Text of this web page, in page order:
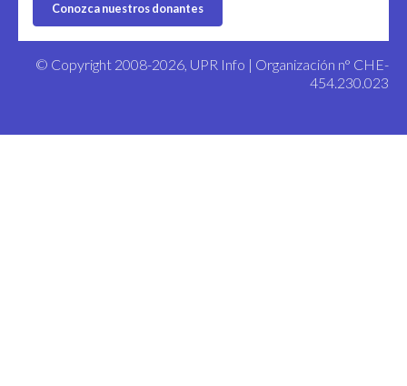
Conozca nuestros donantes
© Copyright 2008-2026, UPR Info | Organización n° CHE-
454.230.023